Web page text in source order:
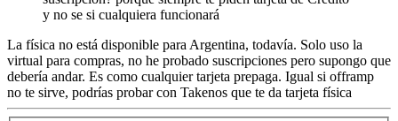
y no se si cualquiera funcionará
La física no está disponible para Argentina, todavía. Solo uso la
virtual para compras, no he probado suscripciones pero supongo que
debería andar. Es como cualquier tarjeta prepaga. Igual si offramp
no te sirve, podrías probar con Takenos que te da tarjeta física